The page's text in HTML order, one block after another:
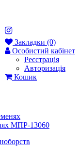
Закладки (0)
Особистий кабінет
Реєстрація
Авторизація
Кошик
МПР-13060